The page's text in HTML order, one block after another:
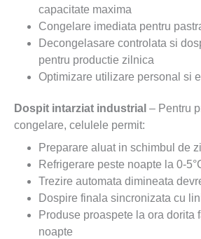
capacitate maxima
Congelare imediata pentru
Decongelasare controlata si
pentru productie zilnica
Optimizare utilizare personal si
Dospit intarziat industrial – Pentru
congelare, celulele permit:
Preparare aluat in schimbul de zi
Refrigerare peste noapte la 0-
Trezire automata dimineata
Dospire finala sincronizata cu
Produse proaspete la ora dorita
noapte